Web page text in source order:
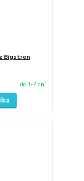
Bigstren
do 3-7 dní